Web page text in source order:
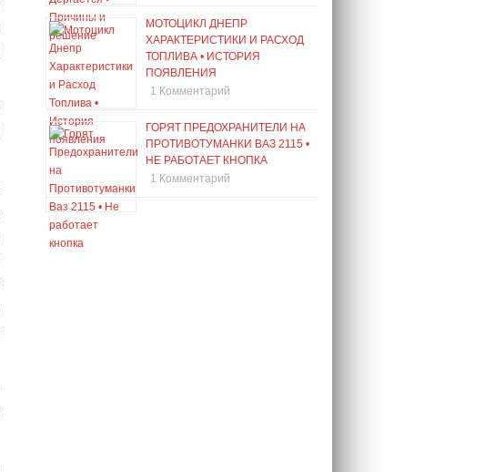
МОТОЦИКЛ ДНЕПР
ХАРАКТЕРИСТИКИ И РАСХОД
ТОПЛИВА • ИСТОРИЯ
ПОЯВЛЕНИЯ
1 Комментарий
ГОРЯТ ПРЕДОХРАНИТЕЛИ НА
ПРОТИВОТУМАНКИ ВАЗ 2115 •
НЕ РАБОТАЕТ КНОПКА
1 Комментарий